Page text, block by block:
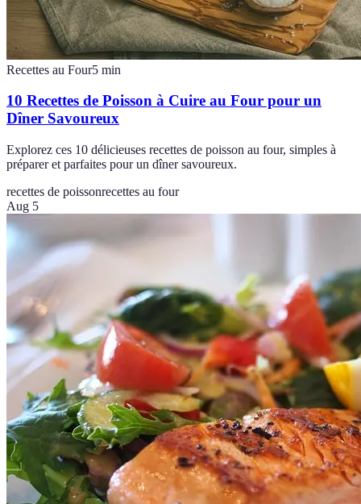
Recettes au Four5 min
10 Recettes de Poisson à Cuire au Four pour un
Dîner Savoureux
Explorez ces 10 délicieuses recettes de poisson au four, simples à
préparer et parfaites pour un dîner savoureux.
recettes de poissonrecettes au four
Aug 5